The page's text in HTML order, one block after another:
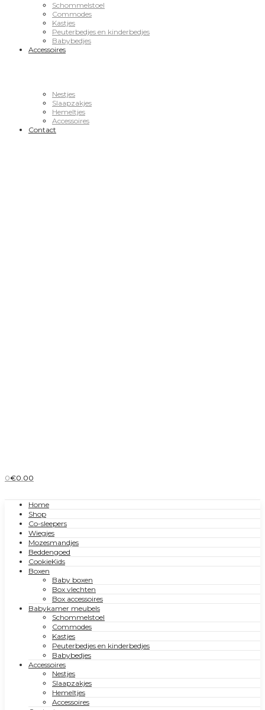
Schommelstoel
Commodes
Kastjes
Peuterbedjes en kinderbedjes
Babybedjes
Accessoires
Nestjes
Slaapzakjes
Hemeltjes
Accessoires
Contact
0€0.00
Home
Shop
Co-sleepers
Wiegjes
Mozesmandjes
Beddengoed
CookieKids
Boxen
Baby boxen
Box vlechten
Box accessoires
Babykamer meubels
Schommelstoel
Commodes
Kastjes
Peuterbedjes en kinderbedjes
Babybedjes
Accessoires
Nestjes
Slaapzakjes
Hemeltjes
Accessoires